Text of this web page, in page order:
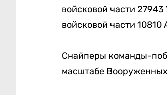
войсковой части
войсковой части 10810
Снайперы команды-
масштабе